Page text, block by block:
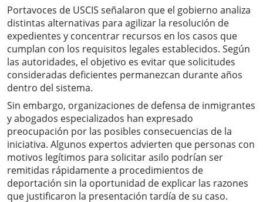
Portavoces de USCIS señalaron que el gobierno analiza
distintas alternativas para agilizar la resolución de
expedientes y concentrar recursos en los casos que
cumplan con los requisitos legales establecidos. Según
las autoridades, el objetivo es evitar que solicitudes
consideradas deficientes permanezcan durante años
dentro del sistema.
Sin embargo, organizaciones de defensa de inmigrantes
y abogados especializados han expresado
preocupación por las posibles consecuencias de la
iniciativa. Algunos expertos advierten que personas con
motivos legítimos para solicitar asilo podrían ser
remitidas rápidamente a procedimientos de
deportación sin la oportunidad de explicar las razones
que justificaron la presentación tardía de su caso.